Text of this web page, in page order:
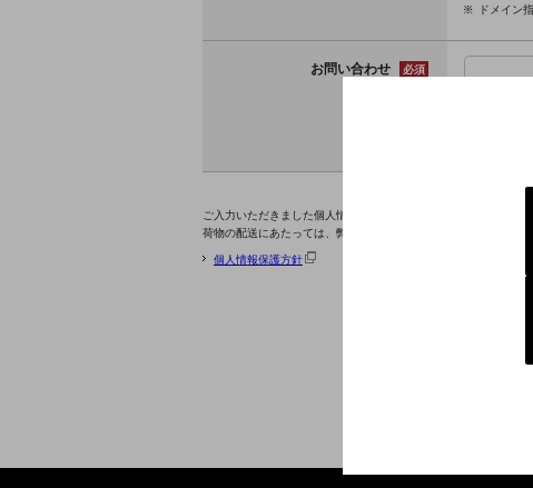
ドメイン
お問い合わせ 必須
ご入力いただきました個人情報につきましては、お客様への回答
荷物の配送にあたっては、弊社が適当と判断した運送事業者にお
個人情報保護方針